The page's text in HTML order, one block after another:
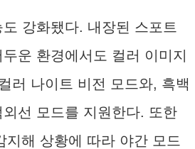
강화됐다. 내장된 스포트
운 환경에서도 컬러 이미지
러 나이트 비전 모드와, 흑백
선 모드를 지원한다. 또한
지해 상황에 따라 야간 모드